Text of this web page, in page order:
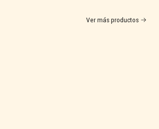
Ver más productos